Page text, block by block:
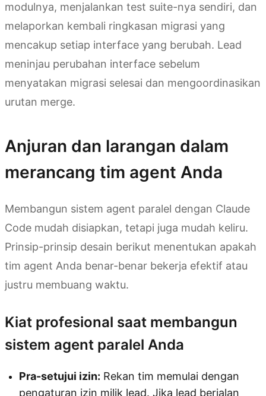
modulnya, menjalankan test suite-nya sendiri, dan
melaporkan kembali ringkasan migrasi yang
mencakup setiap interface yang berubah. Lead
meninjau perubahan interface sebelum
menyatakan migrasi selesai dan mengoordinasikan
urutan merge.
Anjuran dan larangan dalam
merancang tim agent Anda
Membangun sistem agent paralel dengan Claude
Code mudah disiapkan, tetapi juga mudah keliru.
Prinsip-prinsip desain berikut menentukan apakah
tim agent Anda benar-benar bekerja efektif atau
justru membuang waktu.
Kiat profesional saat membangun
sistem agent paralel Anda
Pra-setujui izin: Rekan tim memulai dengan
pengaturan izin milik lead. Jika lead berjalan